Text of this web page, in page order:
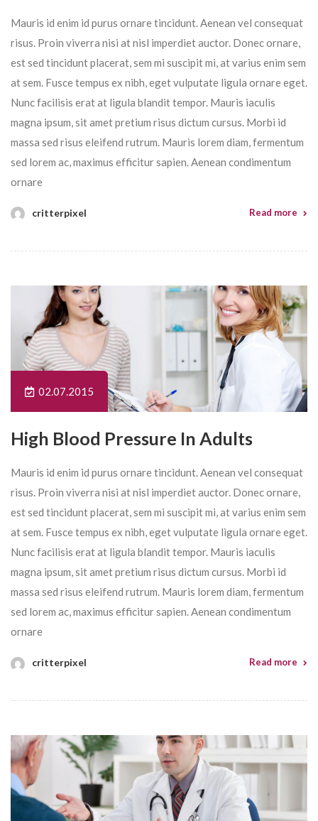
Mauris id enim id purus ornare tincidunt. Aenean vel consequat
risus. Proin viverra nisi at nisl imperdiet auctor. Donec ornare,
est sed tincidunt placerat, sem mi suscipit mi, at varius enim sem
at sem. Fusce tempus ex nibh, eget vulputate ligula ornare eget.
Nunc facilisis erat at ligula blandit tempor. Mauris iaculis
magna ipsum, sit amet pretium risus dictum cursus. Morbi id
massa sed risus eleifend rutrum. Mauris lorem diam, fermentum
sed lorem ac, maximus efficitur sapien. Aenean condimentum
ornare
critterpixel Read more
02.07.2015
High Blood Pressure In Adults
Mauris id enim id purus ornare tincidunt. Aenean vel consequat
risus. Proin viverra nisi at nisl imperdiet auctor. Donec ornare,
est sed tincidunt placerat, sem mi suscipit mi, at varius enim sem
at sem. Fusce tempus ex nibh, eget vulputate ligula ornare eget.
Nunc facilisis erat at ligula blandit tempor. Mauris iaculis
magna ipsum, sit amet pretium risus dictum cursus. Morbi id
massa sed risus eleifend rutrum. Mauris lorem diam, fermentum
sed lorem ac, maximus efficitur sapien. Aenean condimentum
ornare
critterpixel Read more